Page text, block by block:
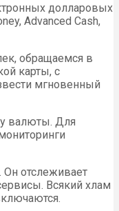
долларовых
Advanced Cash,
обращаемся в
карты, с
мгновенный
валюты. Для
отслеживает
Всякий хлам